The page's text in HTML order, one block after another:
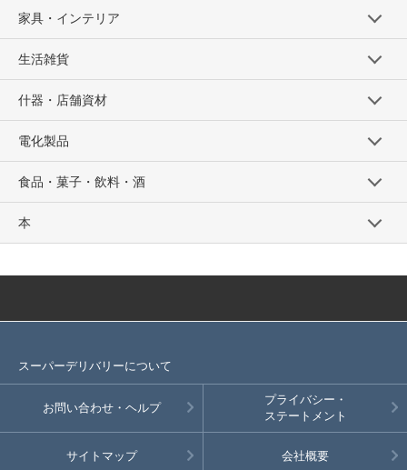
家具・インテリア
生活雑貨
什器・店舗資材
電化製品
食品・菓子・飲料・酒
本
スーパーデリバリーについて
お問い合わせ・ヘルプ
プライバシー・
ステートメント
サイトマップ 会社概要